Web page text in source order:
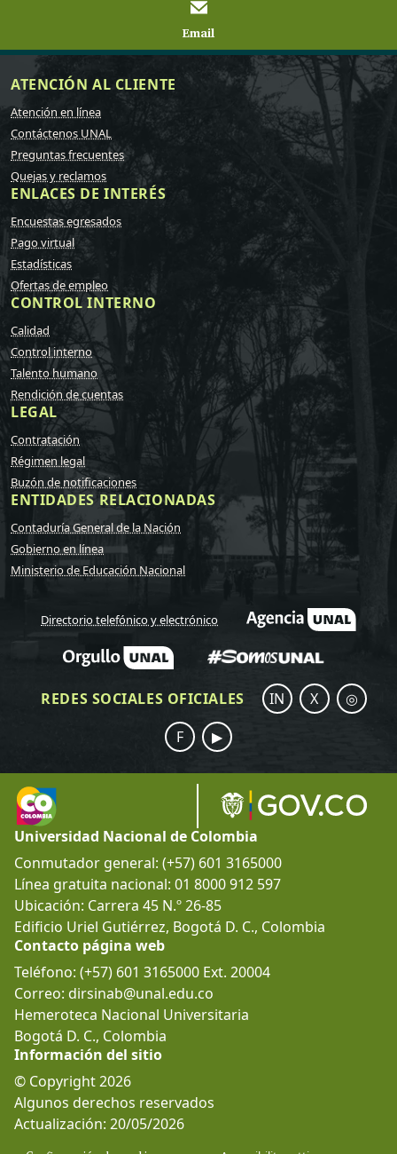
Email
ATENCIÓN AL CLIENTE
Atención en línea
Contáctenos UNAL
Preguntas frecuentes
Quejas y reclamos
ENLACES DE INTERÉS
Encuestas egresados
Pago virtual
Estadísticas
Ofertas de empleo
CONTROL INTERNO
Calidad
Control interno
Talento humano
Rendición de cuentas
LEGAL
Contratación
Régimen legal
Buzón de notificaciones
ENTIDADES RELACIONADAS
Contaduría General de la Nación
Gobierno en línea
Ministerio de Educación Nacional
Directorio telefónico y electrónico
REDES SOCIALES OFICIALES IN X
◎
F
▶
Universidad Nacional de Colombia
Conmutador general: (+57) 601 3165000
Línea gratuita nacional: 01 8000 912 597
Ubicación: Carrera 45 N.º 26-85
Edificio Uriel Gutiérrez, Bogotá D. C., Colombia
Contacto página web
Teléfono: (+57) 601 3165000 Ext. 20004
Correo: dirsinab@unal.edu.co
Hemeroteca Nacional Universitaria
Bogotá D. C., Colombia
Información del sitio
© Copyright 2026
Algunos derechos reservados
Actualización: 20/05/2026